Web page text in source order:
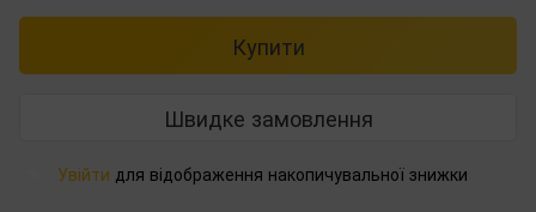
Купити
Швидке замовлення
Увійти для відображення накопичувальної знижки